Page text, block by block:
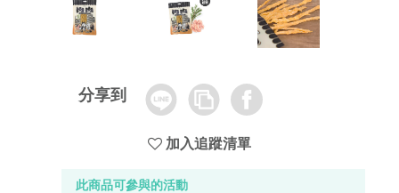
分享到 Line
Copy
Link
Facebook
加入追蹤清單
此商品可參與的活動